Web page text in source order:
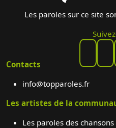
Les paroles sur ce site
Contacts
info@topparoles.fr
Les artistes de la
Les paroles des